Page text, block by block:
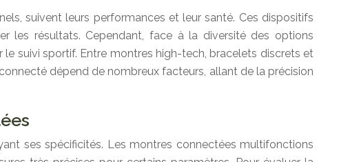
suivent leurs performances et leur santé. Ces dispositifs
les résultats. Cependant, face à la diversité des options
suivi sportif. Entre montres high-tech, bracelets discrets et
dépend de nombreux facteurs, allant de la précision
ses spécificités. Les montres connectées multifonctions